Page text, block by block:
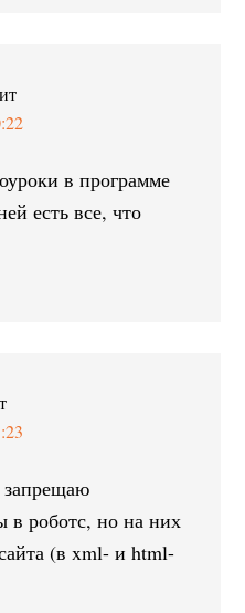
в программе
есть все, что
запрещаю
в роботс, но на них
(в xml- и html-